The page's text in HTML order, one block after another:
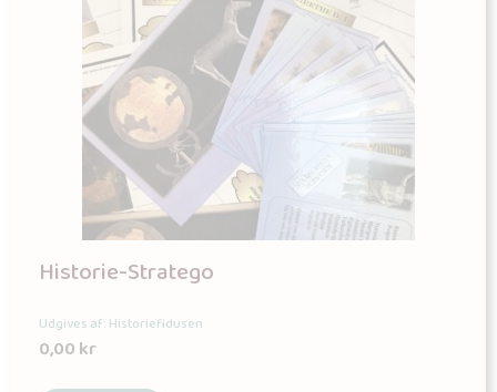
Historie-Stratego
Udgives af: Historiefidusen
0,00kr